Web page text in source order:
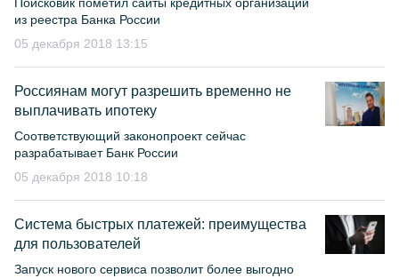
из реестра Банка России
05 декабря 2018 13:15
Россиянам могут разрешить временно не
выплачивать ипотеку
Соответствующий законопроект сейчас
разрабатывает Банк России
05 декабря 2018 10:18
Система быстрых платежей: преимущества
для пользователей
Запуск нового сервиса позволит более выгодно